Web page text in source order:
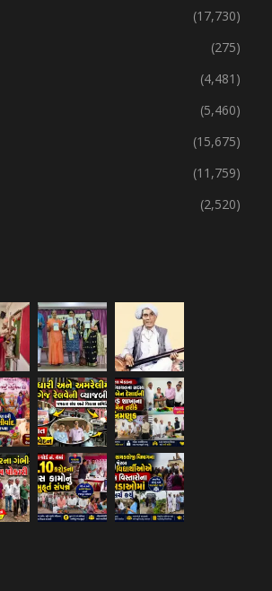
(17,730)
(275)
(4,481)
(5,460)
(15,675)
(11,759)
(2,520)